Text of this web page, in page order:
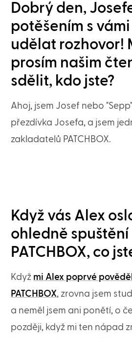
Dobrý den,
potěšením s
udělat rozhovor!
prosím našim
sdělit, kdo jste?
Ahoj, jsem Josef nebo
přezdívka Josefa, a jsem
zakladatelů PATCHBOX.
Když vás Alex
ohledně spuštění
PATCHBOX, co
Když mi Alex poprvé
PATCHBOX, zrovna jsem
a neměl jsem ani ponětí, o
později, když mi ten nápad